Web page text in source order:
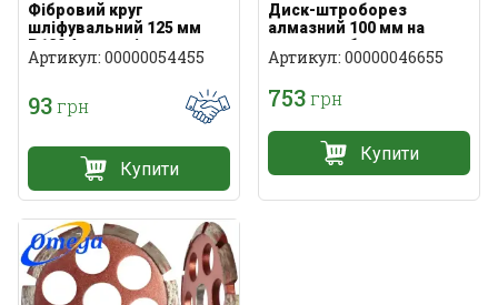
Фібровий круг
шліфувальний 125 мм
P120 Aggressive
Артикул: 00000054455
93грн
Купити
Диск-штроборез
алмазний 100 мм на
маленьку болгарку
Артикул: 00000046655
753грн
Купити